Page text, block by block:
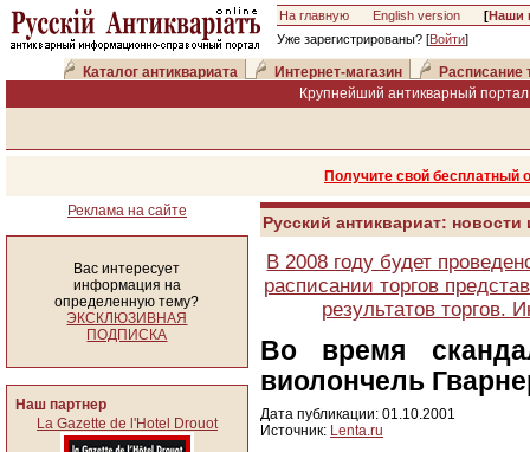
На главную English version [Наши
Уже зарегистрированы? [Войти]
Каталог антиквариата Интернет-магазин
Расписание
Крупнейший антикварный
Получите свой
Реклама на сайте
Вас интересует
информация на
определенную тему?
ЭКСКЛЮЗИВНАЯ
ПОДПИСКА
Наш партнер
La Gazette de l'Hotel Drouot
Русский антиквариат:
В 2008 году будет
расписании торгов
результатов торгов.
Во время
виолончель
Дата публикации: 01.10.2001
Источник: Lenta.ru